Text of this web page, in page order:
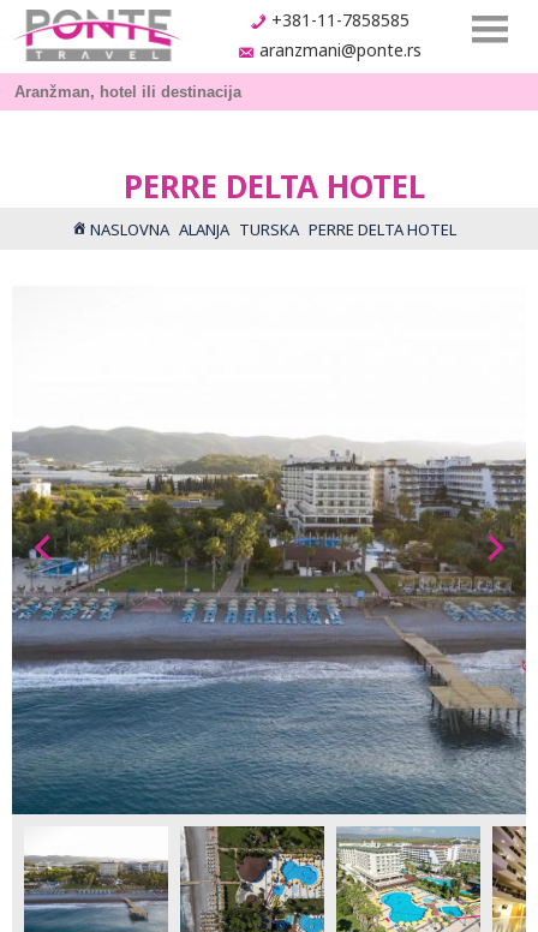
+381-11-7858585
aranzmani@ponte.rs
PERRE DELTA HOTEL
NASLOVNA ALANJA TURSKA PERRE DELTA HOTEL